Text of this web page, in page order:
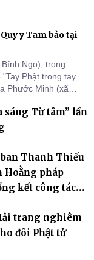
y Tam bảo tại
Ngọ), trong
Phật trong tay
Phước Minh (xã
sáng Từ tâm” lần
Thanh Thiếu
Hoằng pháp
kết công tác
trang nghiêm
đôi Phật tử